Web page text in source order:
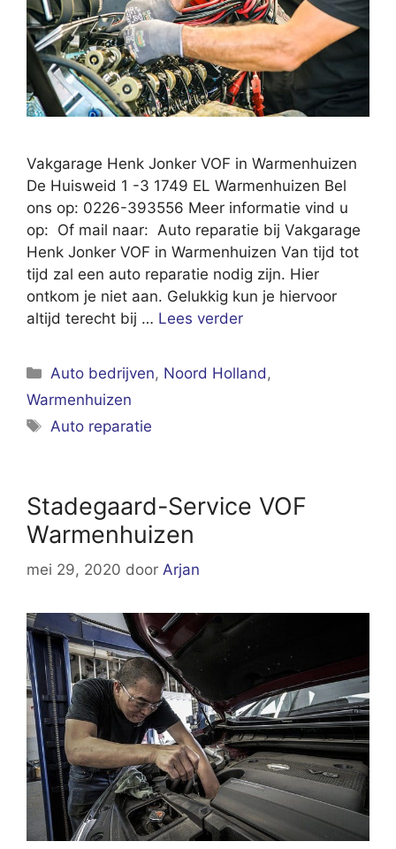
Vakgarage Henk Jonker VOF in Warmenhuizen
De Huisweid 1 -3 1749 EL Warmenhuizen Bel
ons op: 0226-393556 Meer informatie vind u
op: Of mail naar: Auto reparatie bij Vakgarage
Henk Jonker VOF in Warmenhuizen Van tijd tot
tijd zal een auto reparatie nodig zijn. Hier
ontkom je niet aan. Gelukkig kun je hiervoor
altijd terecht bij … Lees verder
Categorieën
Auto bedrijven, Noord Holland ,
Warmenhuizen
Tags
Auto reparatie
Stadegaard-Service VOF
Warmenhuizen
mei 29, 2020 door Arjan